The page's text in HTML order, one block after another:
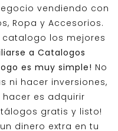
vendiendo con
Ropa y Accesorios.
los mejores
a Catalogos
es muy simple! No
ni hacer inversiones,
es adquirir
gratis y listo!
dinero extra en tu